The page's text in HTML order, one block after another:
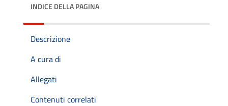
INDICE DELLA PAGINA
Descrizione
A cura di
Allegati
Contenuti correlati